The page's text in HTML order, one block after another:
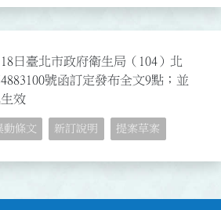
日臺北市政府衛生局（104）北
號函訂定發布全文9點；並
效
動條文 新訂說明 提案草案